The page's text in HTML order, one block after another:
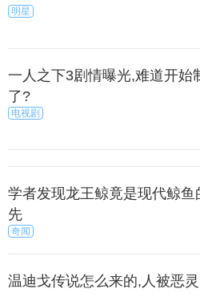
周莹和玉成的缘分早就有
吴家的老夫人过生日，那时
的小婴儿，周莹看到玉成就
时候周莹就已经很喜欢这个孩
中虽然周莹好几次有死
吴聘的本来就让她备受打击
本来是唯一比较欣慰的事情
明星
一人之下3剧情曝光,难道开始
了?
电视剧
学者发现龙王鲸竟是现代鲸鱼
先
奇闻
温迪戈传说怎么来的,人被恶